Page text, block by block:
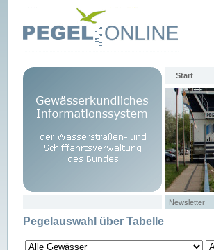
Start
Newsletter
Pegelauswahl über Tabelle